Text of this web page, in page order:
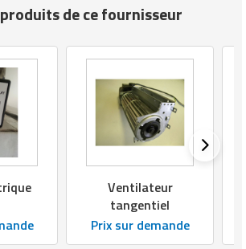
réfrigérées
de ce fournisseur
Ventilateur
tangentiel
Prix sur demande